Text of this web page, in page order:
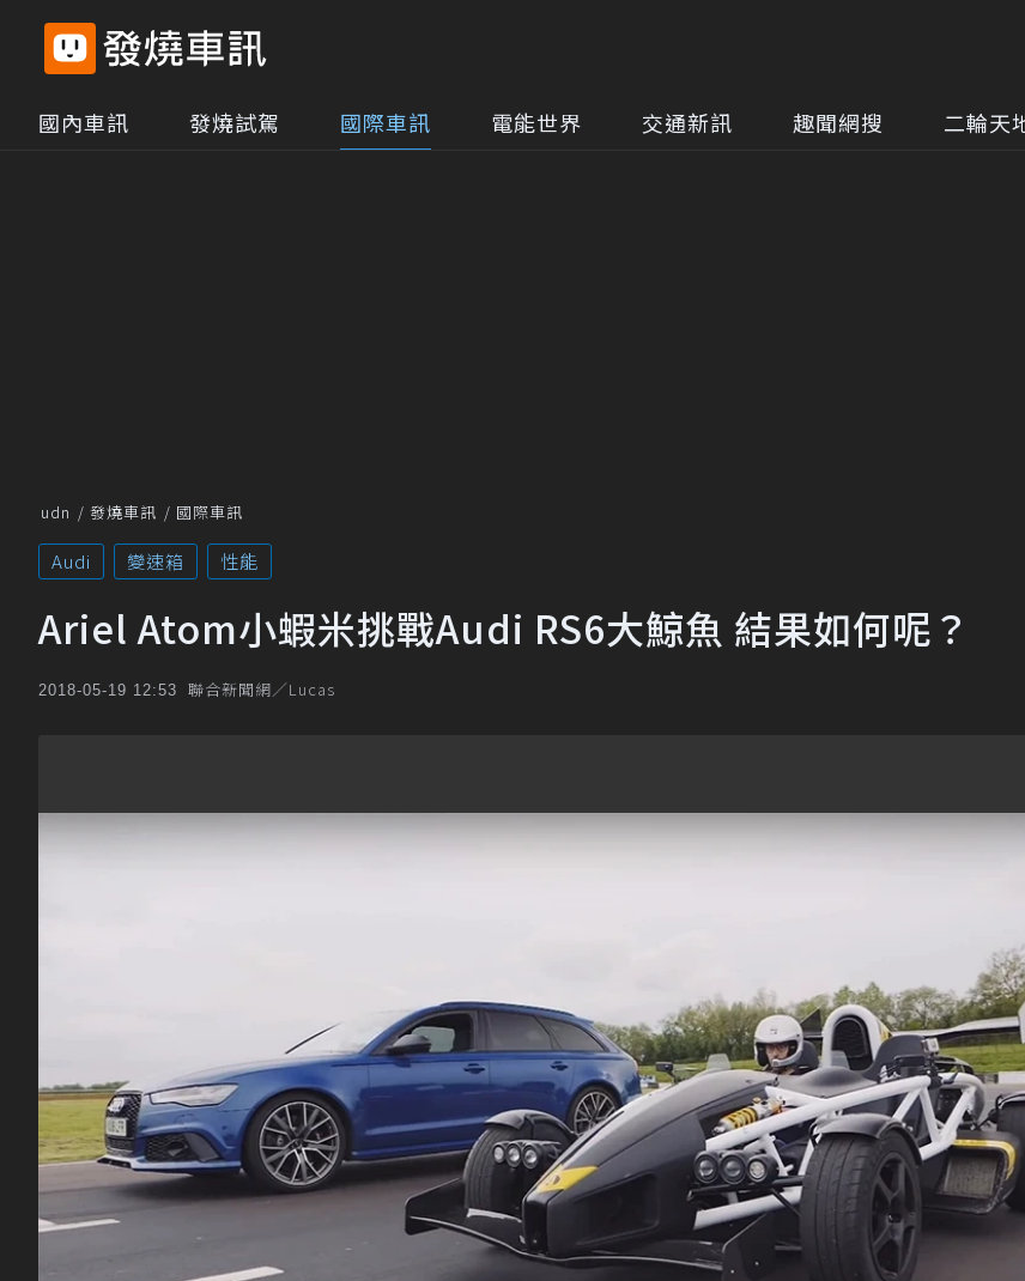
國內車訊 發燒試駕 國際車訊 電能世界 交通新訊 趣聞網搜 二輪天
udn 發燒車訊 國際車訊
Audi 變速箱 性能
Ariel Atom小蝦米挑戰Audi RS6大鯨魚 結果如何呢？
2018-05-19 12:53 聯合新聞網／Lucas